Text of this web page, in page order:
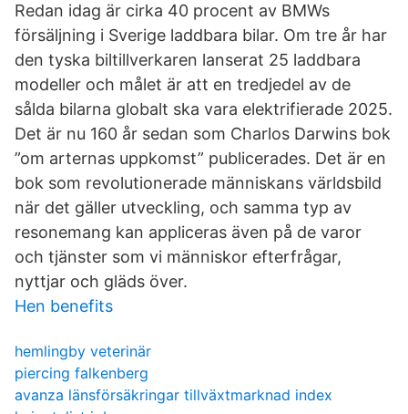
Redan idag är cirka 40 procent av BMWs
försäljning i Sverige laddbara bilar. Om tre år har
den tyska biltillverkaren lanserat 25 laddbara
modeller och målet är att en tredjedel av de
sålda bilarna globalt ska vara elektrifierade 2025.
Det är nu 160 år sedan som Charlos Darwins bok
”om arternas uppkomst” publicerades. Det är en
bok som revolutionerade människans världsbild
när det gäller utveckling, och samma typ av
resonemang kan appliceras även på de varor
och tjänster som vi människor efterfrågar,
nyttjar och gläds över.
Hen benefits
hemlingby veterinär
piercing falkenberg
avanza länsförsäkringar tillväxtmarknad index